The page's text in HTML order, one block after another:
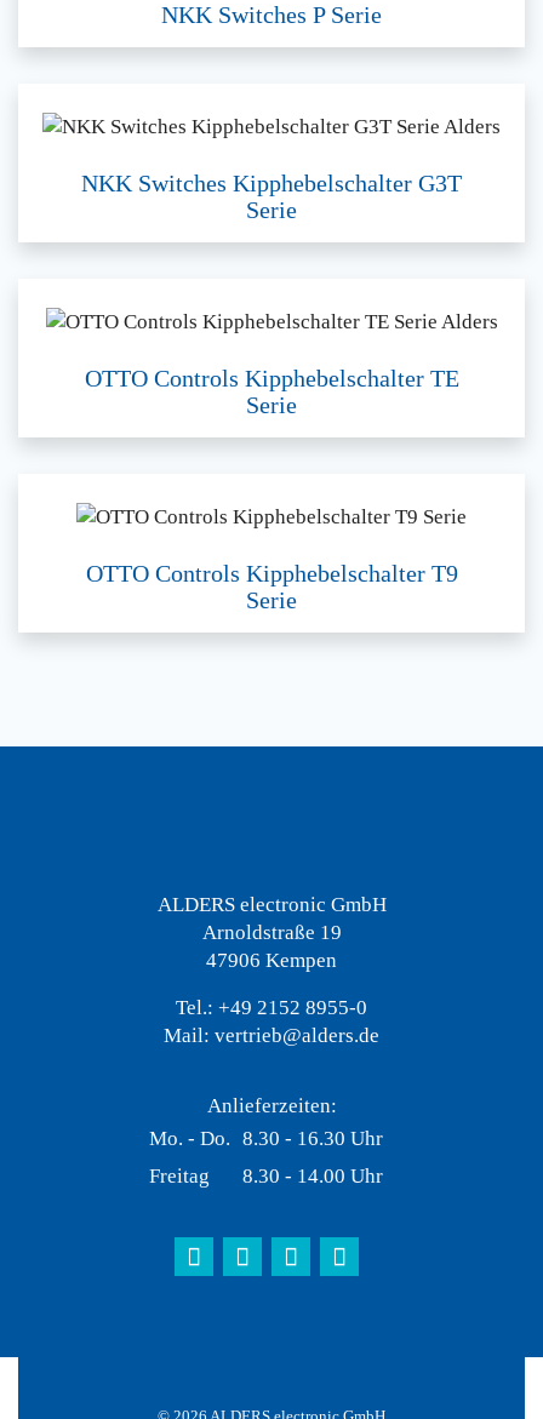
NKK Switches P Serie
NKK Switches Kipphebelschalter G3T
Serie
OTTO Controls Kipphebelschalter TE
Serie
OTTO Controls Kipphebelschalter T9
Serie
ALDERS electronic GmbH
Arnoldstraße 19
47906 Kempen
Tel.: +49 2152 8955-0
Mail: vertrieb@alders.de
Anlieferzeiten:
Mo. - Do. 8.30 - 16.30 Uhr
Freitag
8.30 - 14.00 Uhr